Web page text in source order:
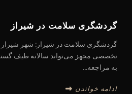
گردشگری سلامت در شیراز
گردشگری سلامت در شیراز: شهر شیراز
تخصصی مجهز می‌تواند سالانه طیف
به مراجعه...
ادامه خواندن